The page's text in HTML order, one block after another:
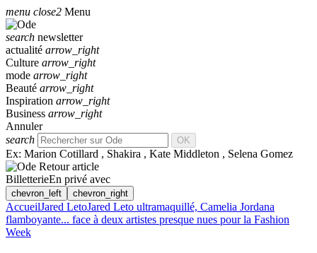
menu close2 Menu
search newsletter
actualité arrow_right
Culture arrow_right
mode arrow_right
Beauté arrow_right
Inspiration arrow_right
Business arrow_right
Annuler
search
OK
Ex: Marion Cotillard , Shakira , Kate Middleton , Selena Gomez
Retour article
BilletterieEn privé avec
chevron_left chevron_right
AccueilJared LetoJared Leto ultramaquillé, Camelia Jordana
flamboyante... face à deux artistes presque nues pour la Fashion
Week